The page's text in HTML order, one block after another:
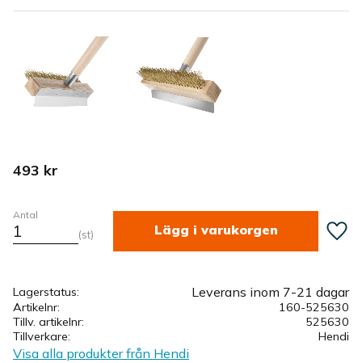
493 kr
Antal
st Lägg
Lagerstatus Leverans inom 7-21 dagar
Artikelnr
160-525630
Tillv. artikelnr
525630
Tillverkare
Hendi
Visa alla produkter från Hendi